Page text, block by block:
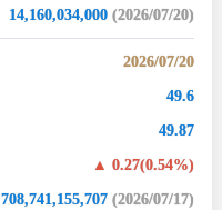
14,160,034,000 (2026/07/20)
2026/07/20
49.6
49.87
0.27(0.54%)
708,741,155,707 (2026/07/17)